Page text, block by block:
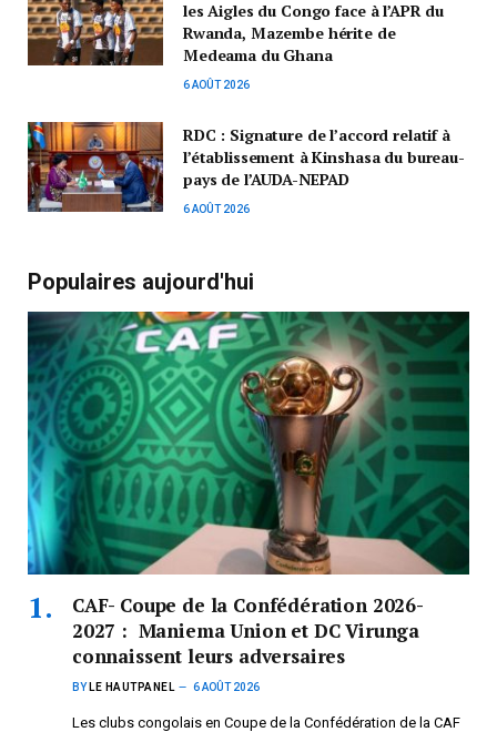
les Aigles du Congo face à l’APR du
Rwanda, Mazembe hérite de
Medeama du Ghana
6 AOÛT 2026
RDC : Signature de l’accord relatif à
l’établissement à Kinshasa du bureau-
pays de l’AUDA-NEPAD
6 AOÛT 2026
Populaires aujourd'hui
CAF- Coupe de la Confédération 2026-
2027 : Maniema Union et DC Virunga
connaissent leurs adversaires
BY LE HAUTPANEL 6 AOÛT 2026
Les clubs congolais en Coupe de la Confédération de la CAF